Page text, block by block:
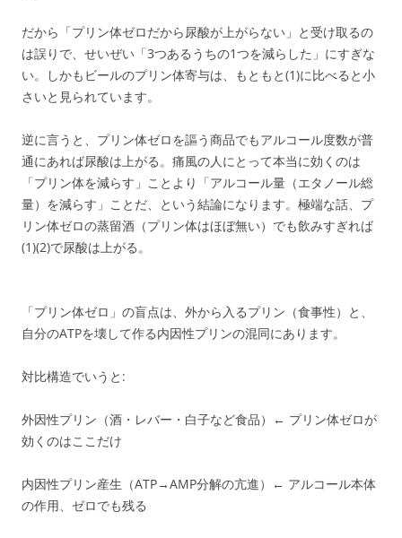
だから「プリン体ゼロだから尿酸が上がらない」と受け取るの
は誤りで、せいぜい「3つあるうちの1つを減らした」にすぎな
い。しかもビールのプリン体寄与は、もともと(1)に比べると小
さいと見られています。
逆に言うと、プリン体ゼロを謳う商品でもアルコール度数が普
通にあれば尿酸は上がる。痛風の人にとって本当に効くのは
「プリン体を減らす」ことより「アルコール量（エタノール総
量）を減らす」ことだ、という結論になります。極端な話、プ
リン体ゼロの蒸留酒（プリン体はほぼ無い）でも飲みすぎれば
(1)(2)で尿酸は上がる。
「プリン体ゼロ」の盲点は、外から入るプリン（食事性）と、
自分のATPを壊して作る内因性プリンの混同にあります。
対比構造でいうと:
外因性プリン（酒・レバー・白子など食品）← プリン体ゼロが
効くのはここだけ
内因性プリン産生（ATP→AMP分解の亢進）← アルコール本体
の作用、ゼロでも残る